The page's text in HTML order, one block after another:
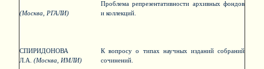
(Москва, РГАЛИ)
Проблема репрезентативности архивных фондов
и коллекций.
СПИРИДОНОВА
Л.А. (Москва, ИМЛИ)
К вопросу о типах научных изданий собраний
сочинений.